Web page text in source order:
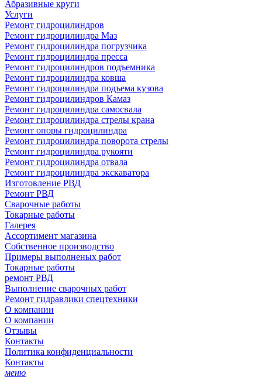
Абразивные круги
Услуги
Ремонт гидроцилиндров
Ремонт гидроцилиндра Маз
Ремонт гидроцилиндра погрузчика
Ремонт гидроцилиндра пресса
Ремонт гидроцилиндров подъемника
Ремонт гидроцилиндра ковша
Ремонт гидроцилиндра подъема кузова
Ремонт гидроцилиндров Камаз
Ремонт гидроцилиндра самосвала
Ремонт гидроцилиндра стрелы крана
Ремонт опоры гидроцилиндра
Ремонт гидроцилиндра поворота стрелы
Ремонт гидроцилиндра рукояти
Ремонт гидроцилиндра отвала
Ремонт гидроцилиндра экскаватора
Изготовление РВД
Ремонт РВД
Сварочные работы
Токарные работы
Галерея
Ассортимент магазина
Собственное производство
Примеры выполненых работ
Токарные работы
ремонт РВД
Выполнение сварочных работ
Ремонт гидравлики спецтехники
О компании
О компании
Отзывы
Контакты
Политика конфиденциальности
Контакты
меню